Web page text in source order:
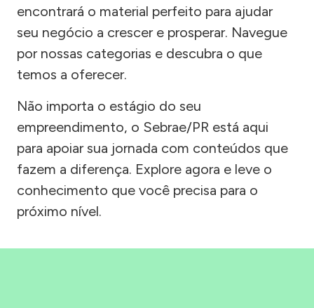
encontrará o material perfeito para ajudar
seu negócio a crescer e prosperar. Navegue
por nossas categorias e descubra o que
temos a oferecer.
Não importa o estágio do seu
empreendimento, o Sebrae/PR está aqui
para apoiar sua jornada com conteúdos que
fazem a diferença. Explore agora e leve o
conhecimento que você precisa para o
próximo nível.